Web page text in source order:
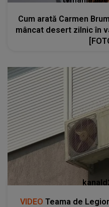
Cum arată Carmen
mâncat desert zilnic în
VIDEO Teama de